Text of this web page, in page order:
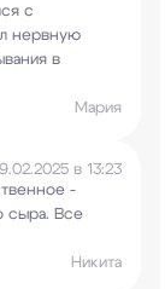
с
нервную
в
Мария
в 13:23
-
сыра. Все
Никита